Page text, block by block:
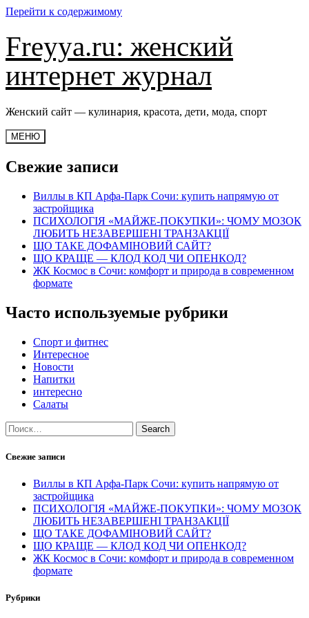
Перейти к содержимому
Freyya.ru: женский
интернет журнал
Женский сайт — кулинария, красота, дети, мода, спорт
МЕНЮ
Свежие записи
Виллы в КП Арфа-Парк Сочи: купить напрямую от
застройщика
ПСИХОЛОГІЯ «МАЙЖЕ-ПОКУПКИ»: ЧОМУ МОЗОК
ЛЮБИТЬ НЕЗАВЕРШЕНІ ТРАНЗАКЦІЇ
ЩО ТАКЕ ДОФАМІНОВИЙ САЙТ?
ЩО КРАЩЕ — КЛОД КОД ЧИ ОПЕНКОД?
ЖК Космос в Сочи: комфорт и природа в современном
формате
Часто используемые рубрики
Спорт и фитнес
Интересное
Новости
Напитки
интересно
Салаты
Search
Свежие записи
Виллы в КП Арфа-Парк Сочи: купить напрямую от
застройщика
ПСИХОЛОГІЯ «МАЙЖЕ-ПОКУПКИ»: ЧОМУ МОЗОК
ЛЮБИТЬ НЕЗАВЕРШЕНІ ТРАНЗАКЦІЇ
ЩО ТАКЕ ДОФАМІНОВИЙ САЙТ?
ЩО КРАЩЕ — КЛОД КОД ЧИ ОПЕНКОД?
ЖК Космос в Сочи: комфорт и природа в современном
формате
Рубрики